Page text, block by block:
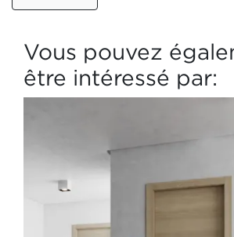
Vous pouvez
être intéressé par: